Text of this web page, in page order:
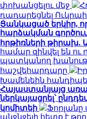
փոխանցելու մեջ
դադարեցնել
Ցանկացած երկիր,
հարձակման
հրթիռների թիրախ.
համար զինվել են
պատկանող
հաշվեհարդարը
Խամենեին
Հայաստանյայց
ներկայացրել՝
կոմիտեի
Ֆորլանը
անջնջելի հետք է